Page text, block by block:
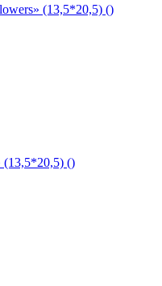
(13,5*20,5) ()
(13,5*20,5) ()